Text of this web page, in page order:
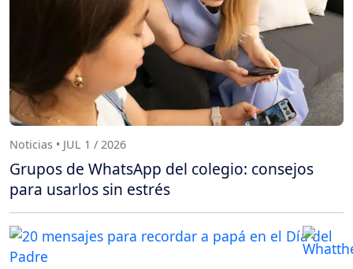
Noticias • JUL 1 / 2026
Grupos de WhatsApp del colegio: consejos
para usarlos sin estrés